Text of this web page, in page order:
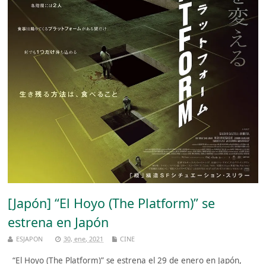
[Japón] “El Hoyo (The Platform)” se
estrena en Japón
ESJAPON 30, ene, 2021 CINE
“El Hoyo (The Platform)” se estrena el 29 de enero en Japón,